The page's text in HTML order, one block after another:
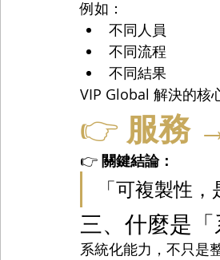
例如：
不同人員
不同流程
不同結果
VIP Global 解決的核
👉 服務
👉 關鍵結論：
「可複製性
三、什麼是
系統化能力，不只是